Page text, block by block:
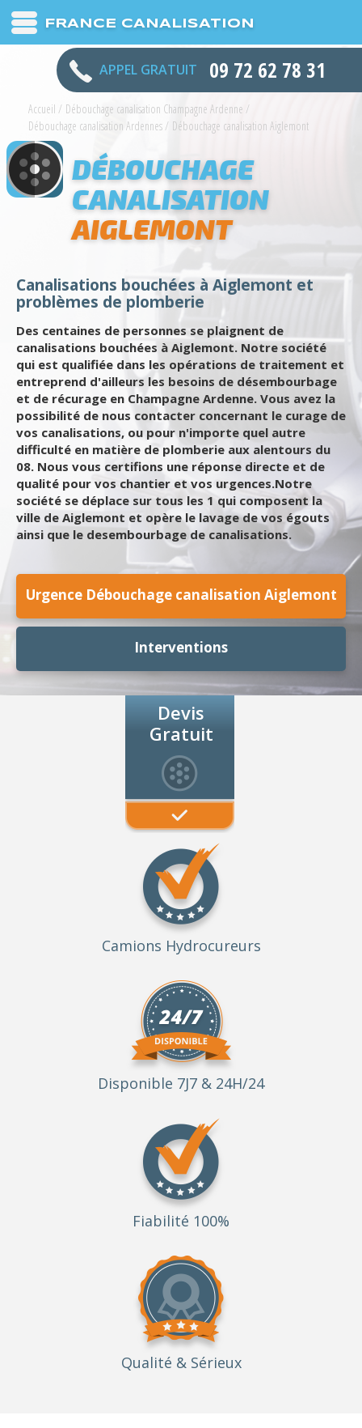
FRANCE CANALISATION
APPEL GRATUIT 09 72 62 78 31
Accueil / Débouchage canalisation Champagne Ardenne /
Débouchage canalisation Ardennes/ Débouchage canalisation Aiglemont
DÉBOUCHAGE
CANALISATION
AIGLEMONT
Canalisations bouchées à Aiglemont et
problèmes de plomberie
Des centaines de personnes se plaignent de
canalisations bouchées à Aiglemont. Notre société
qui est qualifiée dans les opérations de traitement et
entreprend d'ailleurs les besoins de désembourbage
et de récurage en Champagne Ardenne. Vous avez la
possibilité de nous contacter concernant le curage de
vos canalisations, ou pour n'importe quel autre
difficulté en matière de plomberie aux alentours du
08. Nous vous certifions une réponse directe et de
qualité pour vos chantier et vos urgences.Notre
société se déplace sur tous les 1 qui composent la
ville de Aiglemont et opère le lavage de vos égouts
ainsi que le desembourbage de canalisations.
Urgence Débouchage canalisation Aiglemont
Interventions
Devis
Gratuit
Camions Hydrocureurs
Disponible 7J7 & 24H/24
Fiabilité 100%
Qualité & Sérieux